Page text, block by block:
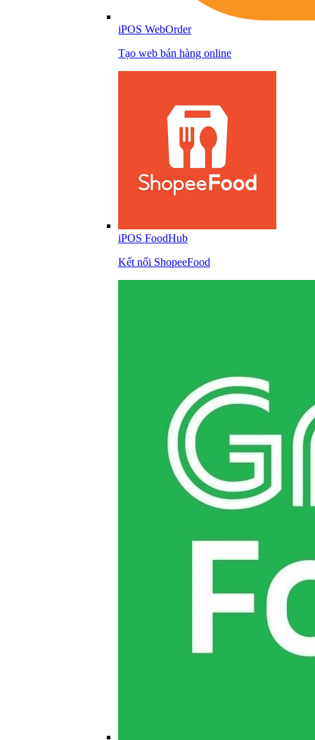
iPOS WebOrder
Tạo web bán hàng online
iPOS FoodHub
Kết nối ShopeeFood